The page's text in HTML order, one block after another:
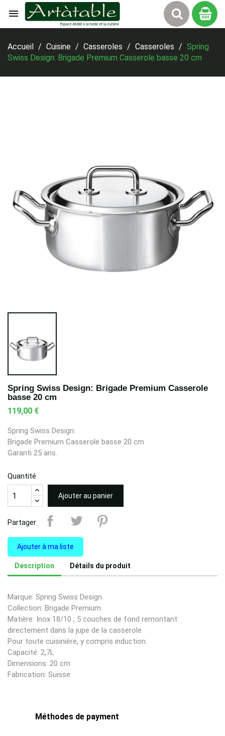

Accueil
Cuisine Casseroles Casseroles
Spring
Swiss Design: Brigade Premium Casserole basse 20 cm
Spring Swiss Design: Brigade Premium Casserole
basse 20 cm
119,00 €
Spring Swiss Design:
Brigade Premium Casserole basse 20 cm
Garanti 25 ans.
Quantité
Ajouter au panier
Partager
Ajouter à ma liste
Description Détails du produit
Marque: Spring Swiss Design
Collection: Brigade Premium
Matière: Inox 18/10 ; 5 couches de fond remontant
directement dans la jupe de la casserole
Pour toute cuisinière, y compris induction.
Capacité: 2,7L
Dimensions: 20 cm
Fabrication: Suisse
Méthodes de payment